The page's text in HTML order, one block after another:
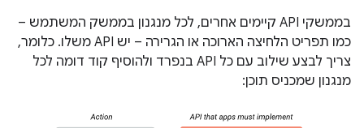
בממשקי API קיימים אחרים, לכל מנגנון בממשק המשתמש –
כמו תפריט הלחיצה הארוכה או הגרירה – יש API משלו. כלומר,
צריך לבצע שילוב עם כל API בנפרד ולהוסיף קוד דומה לכל
מנגנון שמכניס תוכן: